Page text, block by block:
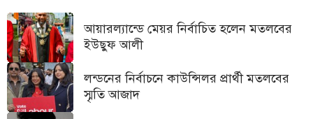
আয়ারল্যান্ডে মেয়র নির্বাচিত হলেন মতলবের
ইউছুফ আলী
লন্ডনের নির্বাচনে কাউন্সিলর প্রার্থী মতলবের
স্মৃতি আজাদ